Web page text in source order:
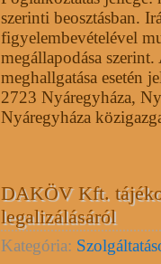
szerinti beosztásban.
figyelembevételével
megállapodása
meghallgatása esetén
2723 Nyáregyháza,
Nyáregyháza
DAKÖV Kft.
legalizálásáról
Kategória: